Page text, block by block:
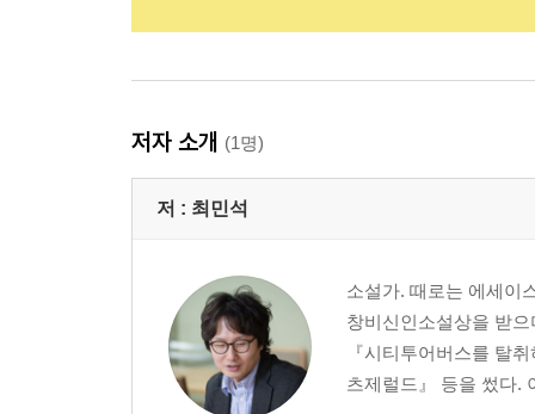
저자 소개 (1명)
저 : 최민석
소설가. 때로는 에세이
창비신인소설상을 받
『시티투어버스를 탈
츠제럴드』 등을 썼다.